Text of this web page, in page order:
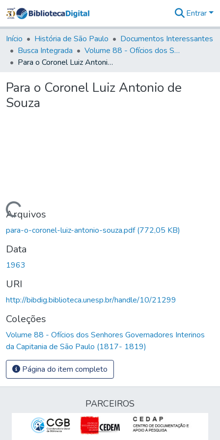
&
Coleções
Tudo na
Biblioteca
Estatísticas
Entrar
Início História de São Paulo
Documentos Interessantes
Busca Integrada
Volume 88 - Ofícios dos Senhores Governadores Interinos da Capitania de São Paulo (1817- 1819)
Para o Coronel Luiz Antonio de Souza
Para o Coronel Luiz Antonio de
Souza
Carregando...
Arquivos
para-o-coronel-luiz-antonio-souza.pdf(772,05 KB)
Data
1963
URI
http://bibdig.biblioteca.unesp.br/handle/10/21299
Coleções
Volume 88 - Ofícios dos Senhores Governadores Interinos
da Capitania de São Paulo (1817- 1819)
Página do item completo
PARCEIROS